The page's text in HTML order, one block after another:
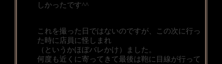
しかったです^^
これを撮った日ではないのですが、この次に行っ
た時に店員に怪しまれ
（というかほぼバレかけ）ました。
何度も近くに寄ってきて最後は鞄に目線が行って